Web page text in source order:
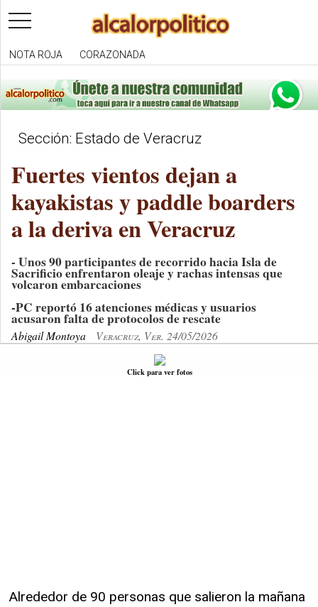
toggle
navigation
NOTA ROJA CORAZONADA
Sección: Estado de Veracruz
Fuertes vientos dejan a
kayakistas y paddle boarders
a la deriva en Veracruz
- Unos 90 participantes de recorrido hacia Isla de
Sacrificio enfrentaron oleaje y rachas intensas que
volcaron embarcaciones
-PC reportó 16 atenciones médicas y usuarios
acusaron falta de protocolos de rescate
Abigail Montoya Veracruz, Ver. 24/05/2026
Click para ver fotos
Alrededor de 90 personas que salieron la mañana